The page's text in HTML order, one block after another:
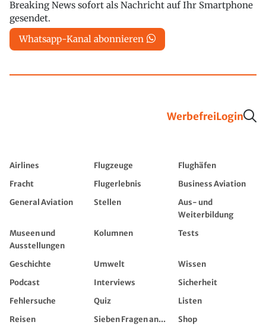
Breaking News sofort als Nachricht auf Ihr Smartphone
gesendet.
Whatsapp-Kanal abonnieren
WerbefreiLogin
Airlines Flugzeuge
Flughäfen
Fracht
Flugerlebnis
Business Aviation
General Aviation
Stellen
Aus- und
Weiterbildung
Museen und
Ausstellungen
Kolumnen Tests
Geschichte Umwelt
Wissen
Podcast
Interviews
Sicherheit
Fehlersuche
Quiz
Listen
Reisen
Sieben Fragen an...
Shop